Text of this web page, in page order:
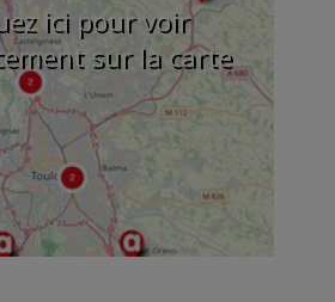
ici pour voir
sur la carte